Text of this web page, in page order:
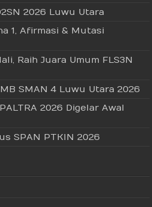
2026 Luwu Utara
1, Afirmasi & Mutasi
Raih Juara Umum FLS3N
SMAN 4 Luwu Utara 2026
2026 Digelar Awal
SPAN PTKIN 2026